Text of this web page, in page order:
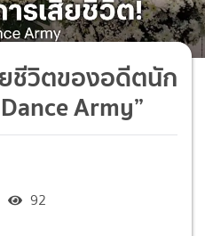
ยชีวิตของอดีตนัก
Army”
92